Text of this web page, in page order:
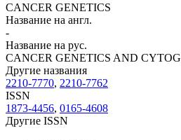
CANCER GENETICS
Название на англ.
-
Название на рус.
CANCER GENETICS AND
Другие названия
2210-7770, 2210-7762
ISSN
1873-4456, 0165-4608
Другие ISSN